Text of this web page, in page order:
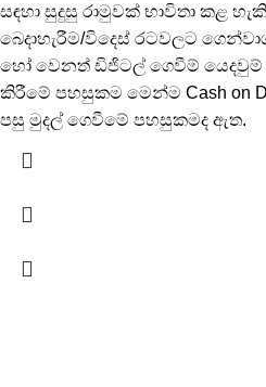
සඳහා සුදුසු රාමුවක් භාවිතා කළ
බෙදාහැරීම/විදෙස් රටවලට
හෝ වෙනත් ඩිජිටල් ගෙවීම්
කිරීමේ පහසුකම මෙන්ම Cash on
පසු මුදල් ගෙවීමේ පහසුකමද ඇත.